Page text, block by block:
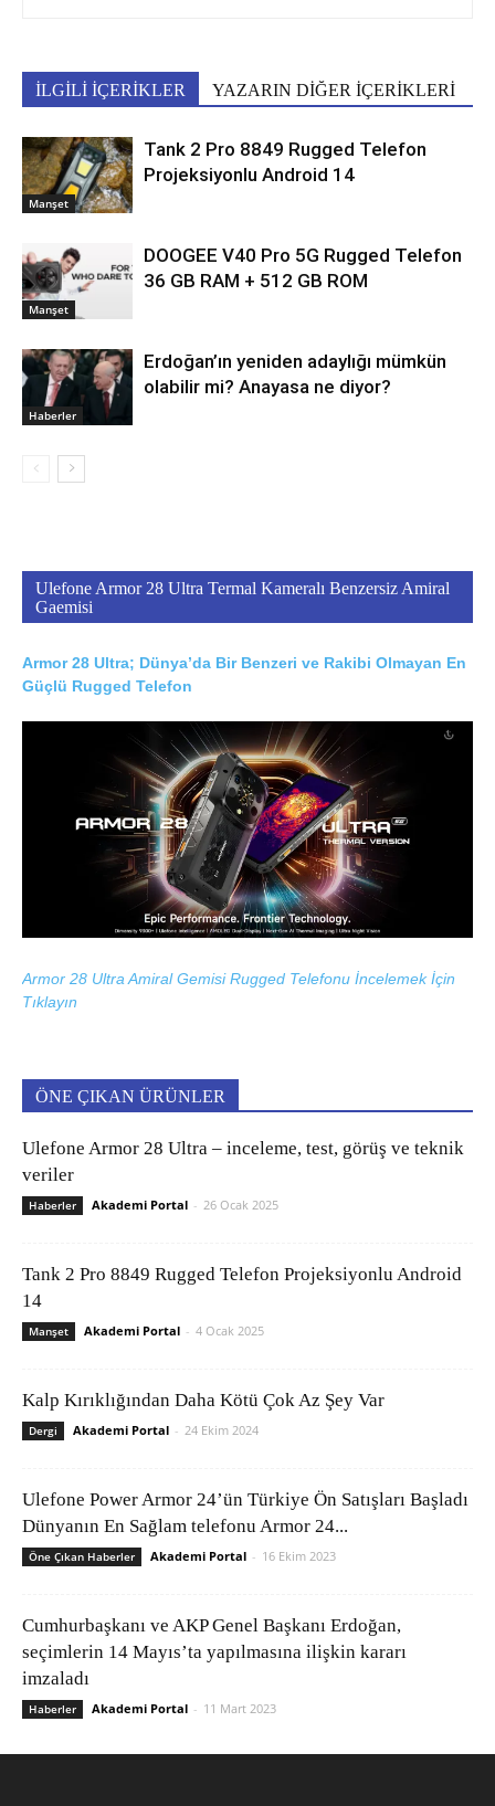
İLGİLİ İÇERİKLER YAZARIN DİĞER İÇERİKLERİ
Manşet
Tank 2 Pro 8849 Rugged Telefon
Projeksiyonlu Android 14
Manşet
DOOGEE V40 Pro 5G Rugged Telefon
36 GB RAM + 512 GB ROM
Haberler
Erdoğan’ın yeniden adaylığı mümkün
olabilir mi? Anayasa ne diyor?
Ulefone Armor 28 Ultra Termal Kameralı Benzersiz Amiral
Gaemisi
Armor 28 Ultra; Dünya’da Bir Benzeri ve Rakibi Olmayan En
Güçlü Rugged Telefon
Armor 28 Ultra Amiral Gemisi Rugged Telefonu İncelemek İçin
Tıklayın
ÖNE ÇIKAN ÜRÜNLER
Ulefone Armor 28 Ultra – inceleme, test, görüş ve teknik
veriler
Haberler Akademi Portal - 26 Ocak 2025
Tank 2 Pro 8849 Rugged Telefon Projeksiyonlu Android
14
Manşet Akademi Portal - 4 Ocak 2025
Kalp Kırıklığından Daha Kötü Çok Az Şey Var
Dergi Akademi Portal - 24 Ekim 2024
Ulefone Power Armor 24’ün Türkiye Ön Satışları Başladı
Dünyanın En Sağlam telefonu Armor 24...
Öne Çıkan Haberler Akademi Portal - 16 Ekim 2023
Cumhurbaşkanı ve AKP Genel Başkanı Erdoğan,
seçimlerin 14 Mayıs’ta yapılmasına ilişkin kararı
imzaladı
Haberler Akademi Portal - 11 Mart 2023